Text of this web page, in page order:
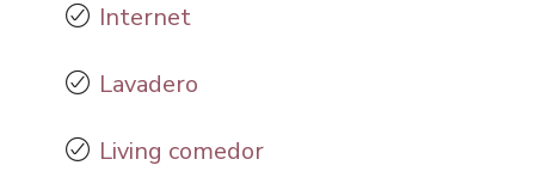
Internet
Lavadero
Living comedor